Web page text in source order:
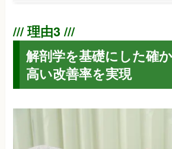
解剖学を基礎にした確
高い改善率を実現